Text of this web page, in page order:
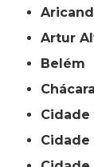
Artur
Belém